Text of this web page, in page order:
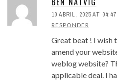
10 ABRIL, 2025 AT 04:47
RESPONDER
Great beat ! I wish
amend your
weblog website?
applicable deal. I